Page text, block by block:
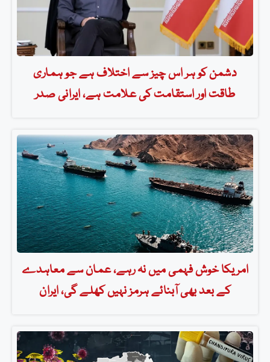
دشمن کو ہر اس چیز سے اختلاف ہے جو ہماری
طاقت اور استقامت کی علامت ہے، ایرانی صدر
امریکا خوش فہمی میں نہ رہے، عمان سے معاہدے
کے بعد بھی آبنائے ہرمز نہیں کھلے گی، ایران